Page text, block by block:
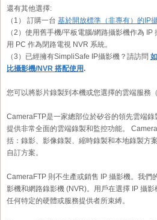
還有其他選擇:
（1） 訂購一台 基於開放標準（非專有）的IP
（2）使用舊手機/平板電腦/網路攝影機作為
用 PC 作為閉路電視 NVR 系統。
（3）已經擁有SimpliSafe IP攝影機？請訪問
比攝影機/NVR 搭配使用.
您可以將影片錄製到本機或您選擇的雲端服務
CameraFTP是一家總部位於矽谷的領先雲端
提供非常全面的雲端錄製和監控功能。
括：錄影、影像錄製、縮時錄製和本地錄製方
自訂方案。
CameraFTP 則不生產或銷售 IP 攝影機。我們
影機和網路錄影機 (NVR)。用戶在選擇 IP 攝
任何特定的硬體或服務提供者所束縛。